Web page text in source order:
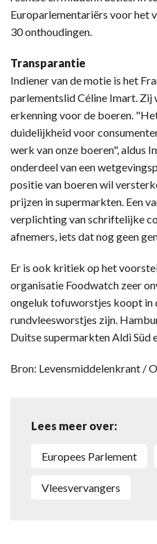
Europarlementariërs voor het
30 onthoudingen.
Transparantie
Indiener van de motie is het
parlementslid Céline Imart. Zij
erkenning voor de boeren.
duidelijkheid voor
werk van onze boeren", aldus
onderdeel van een
positie van boeren wil
prijzen in supermarkten. Een
verplichting van schriftelijke
afnemers, iets dat nog geen
Er is ook kritiek op het
organisatie Foodwatch zeer
ongeluk tofuworstjes koopt in
rundvleesworstjes zijn.
Duitse supermarkten Aldi Süd
Bron: Levensmiddelenkrant /
Lees meer over:
Europees Parlement
vleesvervangers